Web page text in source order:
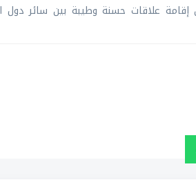
علاقات حسنة وطيبة بين سائر